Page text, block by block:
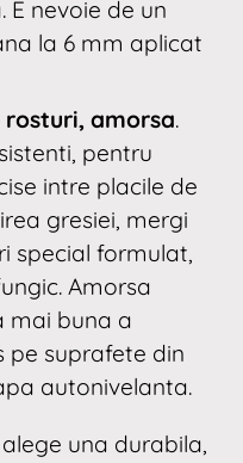
E nevoie de un
la 6 mm aplicat
amorsa.
pentru
intre placile de
gresiei, mergi
special formulat,
Amorsa
mai buna a
pe suprafete din
autonivelanta.
una durabila,